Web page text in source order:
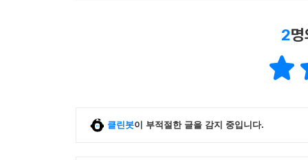
2
클린봇이 부적절한 글을 감지 중입니다.